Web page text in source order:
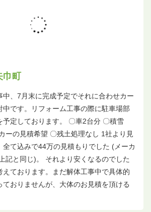
巾町
中、7月末に完成予定でそれに合わせカー
中です。リフォーム工事の際に駐車場部
予定しております。 〇車2台分 〇積雪
ーの見積希望 〇残土処理なし 1社より見
全て込みで44万の見積もりでした (メーカ
記と同じ)。 それより安くなるのでした
えております。まだ解体工事中で具体的
ておりませんが、大体のお見積を頂ける